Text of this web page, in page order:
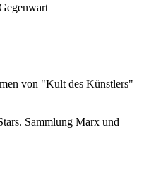
von "Kult des Künstlers"
Sammlung Marx und